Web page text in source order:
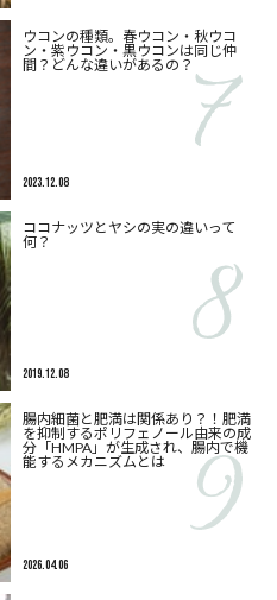
ウコンの種類。春ウコン・秋ウコ
ン・紫ウコン・黒ウコンは同じ仲
間？どんな違いがあるの？
2023.12.08
ココナッツとヤシの実の違いって
何？
2019.12.08
腸内細菌と肥満は関係あり？！肥満
を抑制するポリフェノール由来の成
分「HMPA」が生成され、腸内で機
能するメカニズムとは
2026.04.06